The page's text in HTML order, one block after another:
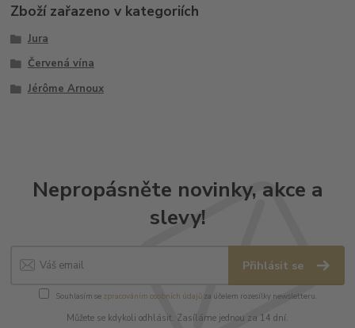
Zboží zařazeno v kategoriích
Jura
Červená vína
Jérôme Arnoux
Nepropásněte novinky, akce a
slevy!
Přihlásit se
Souhlasím se zpracováním osobních údajůza účelem rozesílky newsletteru.
Můžete se kdykoli odhlásit. Zasíláme jednou za 14 dní.